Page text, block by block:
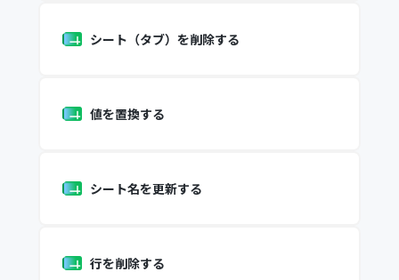
シート（タブ）を削除する
値を置換する
シート名を更新する
行を削除する